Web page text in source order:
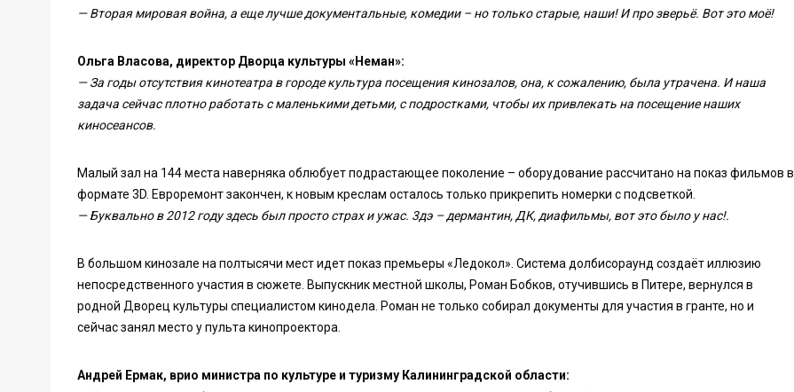
— Вторая мировая война, а еще лучше документальные, комедии – но только старые, наши! И про зверьё. Вот это моё!
Ольга Власова, директор Дворца культуры «Неман»:
— За годы отсутствия кинотеатра в городе культура посещения кинозалов, она, к сожалению, была утрачена. И наша
задача сейчас плотно работать с маленькими детьми, с подростками, чтобы их привлекать на посещение наших
киносеансов.
Малый зал на 144 места наверняка облюбует подрастающее поколение – оборудование рассчитано на показ фильмов в
формате 3D. Евроремонт закончен, к новым креслам осталось только прикрепить номерки с подсветкой.
— Буквально в 2012 году здесь был просто страх и ужас. 3дэ – дермантин, ДК, диафильмы, вот это было у нас!.
В большом кинозале на полтысячи мест идет показ премьеры «Ледокол». Система долбисораунд создаёт иллюзию
непосредственного участия в сюжете. Выпускник местной школы, Роман Бобков, отучившись в Питере, вернулся в
родной Дворец культуры специалистом кинодела. Роман не только собирал документы для участия в гранте, но и
сейчас занял место у пульта кинопроектора.
Андрей Ермак, врио министра по культуре и туризму Калининградской области: